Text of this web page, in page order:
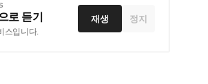
로 듣기
스입니다.
재생 정지